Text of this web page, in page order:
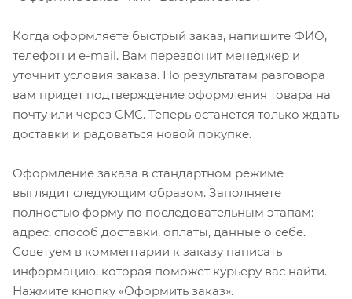
Когда оформляете быстрый заказ, напишите ФИО,
телефон и e-mail. Вам перезвонит менеджер и
уточнит условия заказа. По результатам разговора
вам придет подтверждение оформления товара на
почту или через СМС. Теперь останется только ждать
доставки и радоваться новой покупке.
Оформление заказа в стандартном режиме
выглядит следующим образом. Заполняете
полностью форму по последовательным этапам:
адрес, способ доставки, оплаты, данные о себе.
Советуем в комментарии к заказу написать
информацию, которая поможет курьеру вас найти.
Нажмите кнопку «Оформить заказ».